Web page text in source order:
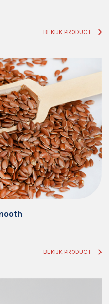
BEKIJK PRODUCT
BEKIJK PRODUCT